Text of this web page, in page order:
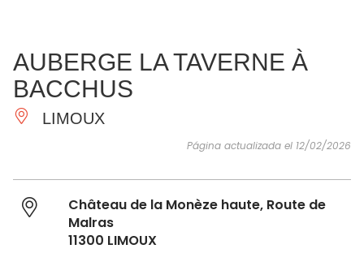
IMPRESCINDIBLES
HACER
INSPIRACIONES
AUBERGE LA TAVERNE À
BACCHUS
LIMOUX
Página actualizada el 12/02/2026
Château de la Monèze haute, Route de
Malras
11300 LIMOUX